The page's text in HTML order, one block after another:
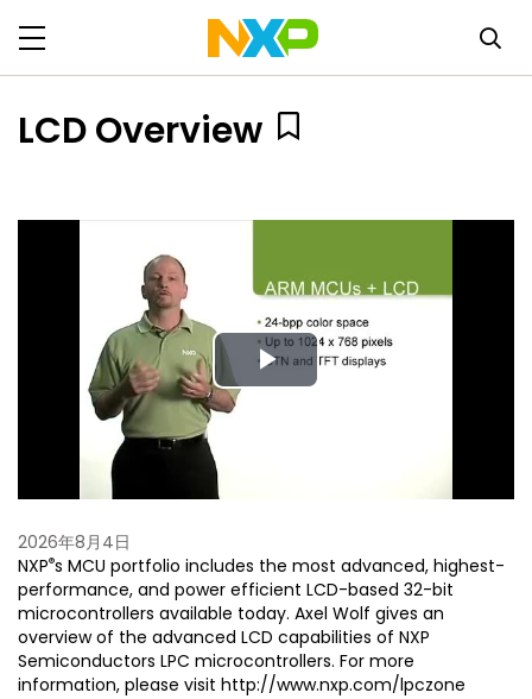
LCD Overview
Play
2026年8月4日
NXP®s MCU portfolio includes the most advanced, highest-
performance, and power efficient LCD-based 32-bit
microcontrollers available today. Axel Wolf gives an
overview of the advanced LCD capabilities of NXP
Semiconductors LPC microcontrollers. For more
information, please visit http://www.nxp.com/lpczone